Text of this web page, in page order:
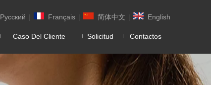
Pусский | Français | 简体中文 | English
Caso Del Cliente Solicitud Contactos